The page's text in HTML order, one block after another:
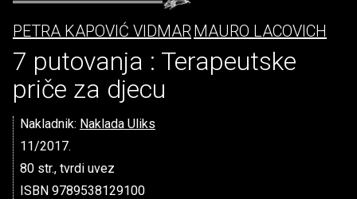
PETRA KAPOVIĆ VIDMARMAURO LACOVICH
7 putovanja : Terapeutske
priče za djecu
Nakladnik: Naklada Uliks
11/2017.
80 str., tvrdi uvez
ISBN 9789538129100